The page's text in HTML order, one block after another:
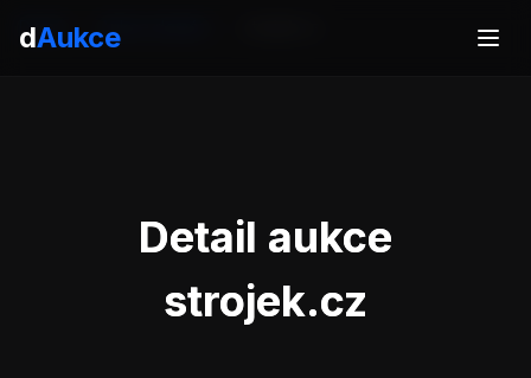
dAukce
Domů
Detail aukce
strojek.cz